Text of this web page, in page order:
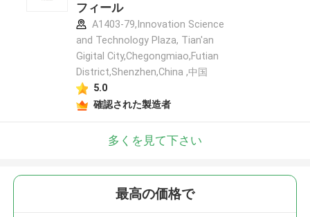
フィール
A1403-79,Innovation Science
and Technology Plaza, Tian'an
Gigital City,Chegongmiao,Futian
District,Shenzhen,China ,中国
5.0
確認された製造者
多くを見て下さい
最高の価格で